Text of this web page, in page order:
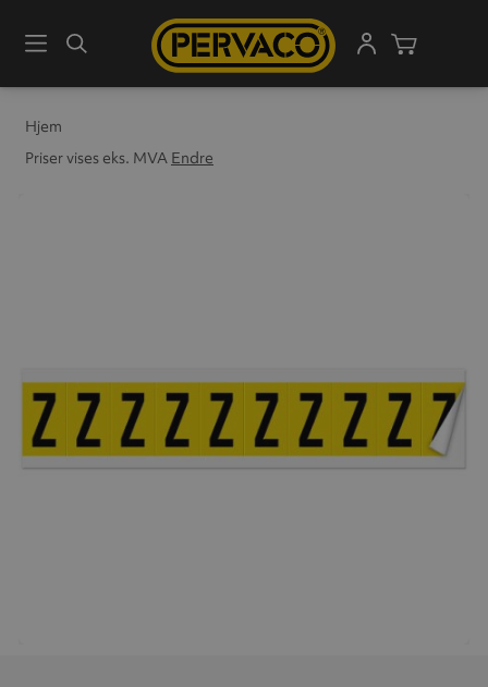
MenySøk
Hjem
Priser vises eks. MVA Endre